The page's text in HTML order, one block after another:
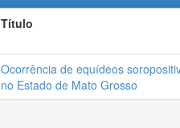
Título
Ocorrência de equídeos
no Estado de Mato Grosso